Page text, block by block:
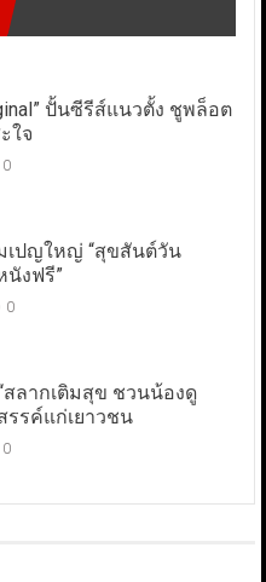
ปั้นซีรีส์แนวตั้ง ชูพล็อต
ใจ
0
เปญใหญ่ “สุขสันต์วัน
นังฟรี”
0
ลากเติมสุข ชวนน้องดู
รค์แก่เยาวชน
0